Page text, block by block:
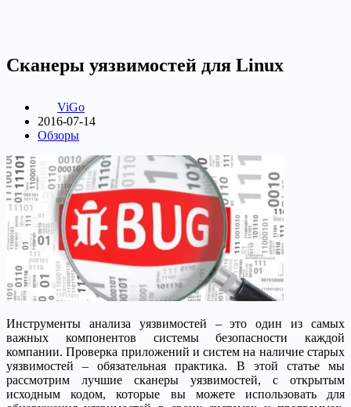
Сканеры уязвимостей для Linux
ViGo
2016-07-14
Обзоры
Инструменты анализа уязвимостей – это один из самых
важных компонентов системы безопасности каждой
компании. Проверка приложений и систем на наличие старых
уязвимостей – обязательная практика. В этой статье мы
рассмотрим лучшие сканеры уязвимостей, с открытым
исходным кодом, которые вы можете использовать для